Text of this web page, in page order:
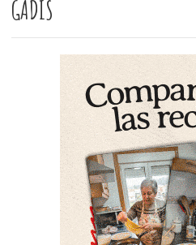
GADIS